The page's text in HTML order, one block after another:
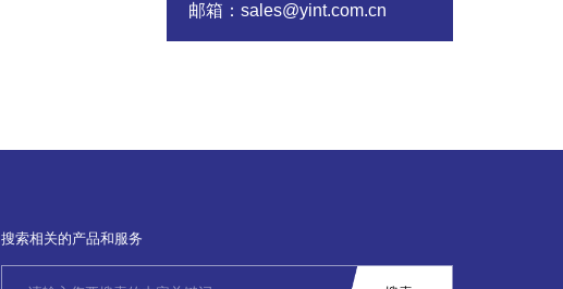
邮箱：sales@yint.com.cn
搜索相关的产品和服务